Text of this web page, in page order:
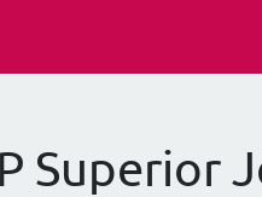
Superior